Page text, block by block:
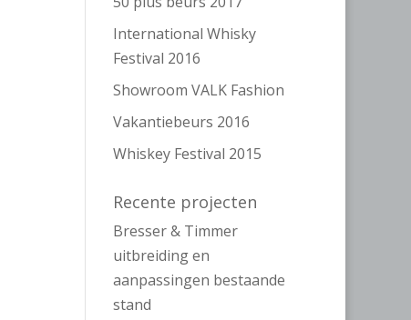
International Whisky
Festival 2016
Showroom VALK Fashion
Vakantiebeurs 2016
Whiskey Festival 2015
Recente projecten
Bresser & Timmer
uitbreiding en
aanpassingen bestaande
stand